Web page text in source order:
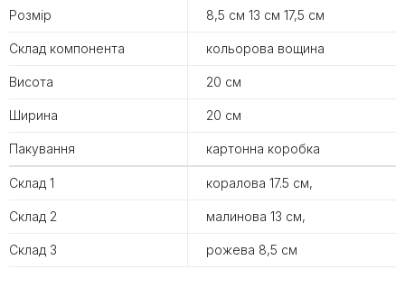
Розмір 8,5 см 13 см 17,5 см
Склад компонента кольорова вощина
Висота 20 см
Ширина 20 см
Пакування картонна коробка
Склад 1 коралова 17.5 cм,
Склад 2 малинова 13 см,
Склад 3 рожева 8,5 см